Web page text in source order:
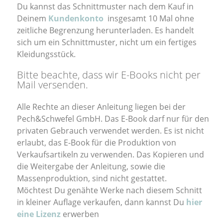
Du kannst das Schnittmuster nach dem Kauf in
Deinem Kundenkonto insgesamt 10 Mal ohne
zeitliche Begrenzung herunterladen. Es handelt
sich um ein Schnittmuster, nicht um ein fertiges
Kleidungsstück.
Bitte beachte, dass wir E-Books nicht per
Mail versenden.
Alle Rechte an dieser Anleitung liegen bei der
Pech&Schwefel GmbH. Das E-Book darf nur für den
privaten Gebrauch verwendet werden. Es ist nicht
erlaubt, das E-Book für die Produktion von
Verkaufsartikeln zu verwenden. Das Kopieren und
die Weitergabe der Anleitung, sowie die
Massenproduktion, sind nicht gestattet.
Möchtest Du genähte Werke nach diesem Schnitt
in kleiner Auflage verkaufen, dann kannst Du hier
eine Lizenzerwerben